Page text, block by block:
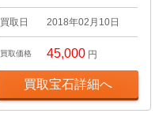
買取日 2018年02月10日
買取価格 45,000 円
買取宝石詳細へ